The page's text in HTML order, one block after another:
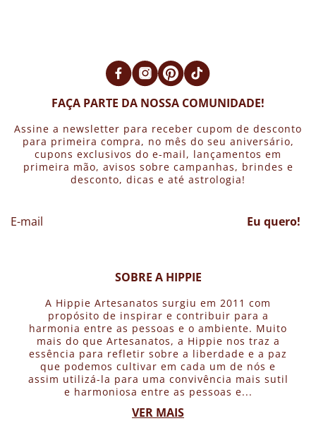
FAÇA PARTE DA NOSSA COMUNIDADE!
Assine a newsletter para receber cupom de desconto
para primeira compra, no mês do seu aniversário,
cupons exclusivos do e-mail, lançamentos em
primeira mão, avisos sobre campanhas, brindes e
desconto, dicas e até astrologia!
Eu quero!
SOBRE A HIPPIE
A Hippie Artesanatos surgiu em 2011 com
propósito de inspirar e contribuir para a
harmonia entre as pessoas e o ambiente. Muito
mais do que Artesanatos, a Hippie nos traz a
essência para refletir sobre a liberdade e a paz
que podemos cultivar em cada um de nós e
assim utilizá-la para uma convivência mais sutil
e harmoniosa entre as pessoas e...
VER MAIS